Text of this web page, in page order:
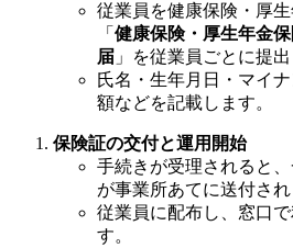
従業員を健康保険・厚
「 健康保険・厚生年金
届 」を従業員ごとに提出
氏名・生年月日・マイ
額などを記載します。
保険証の交付と運用開始
手続きが受理されると
が事業所あてに送付され
従業員に配布し、窓口
す。